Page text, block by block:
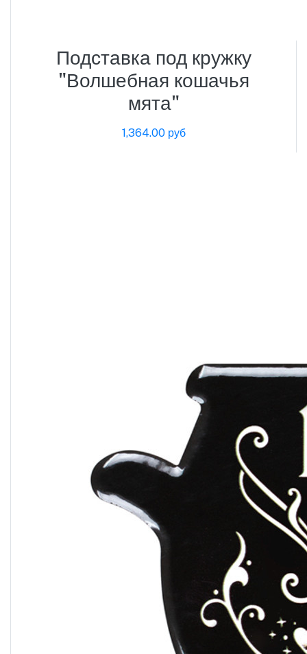
Подставка под кружку
"Волшебная кошачья
мята"
1,364.00 руб